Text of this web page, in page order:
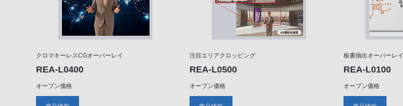
クロマキーレスCGオーバーレイ
REA-L0400
オープン価格
注目エリアクロッピング
REA-L0500
オープン価格
板書抽出オーバーレイ
REA-L0100
オープン価格